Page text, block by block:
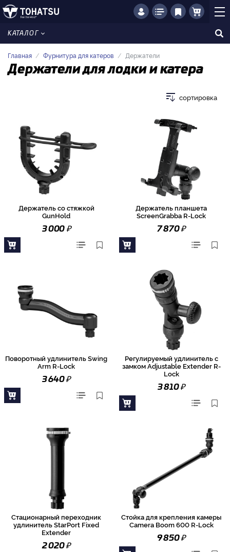
КАТАЛОГ
Главная Фурнитура для катеров Держатели
Держатели для лодки и катера
сортировка
Держатель со стяжкой
GunHold
3 000₽
Держатель планшета
ScreenGrabba R-Lock
7 870₽
Поворотный удлинитель Swing
Arm R-Lock
3 640₽
Регулируемый удлинитель с
замком Adjustable Extender R-
Lock
3 810₽
Стационарный переходник
удлинитель StarPort Fixed
Extender
2 020₽
Стойка для крепления камеры
Camera Boom 600 R-Lock
9 850₽